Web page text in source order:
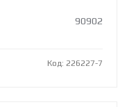
90902
Код: 226227-7